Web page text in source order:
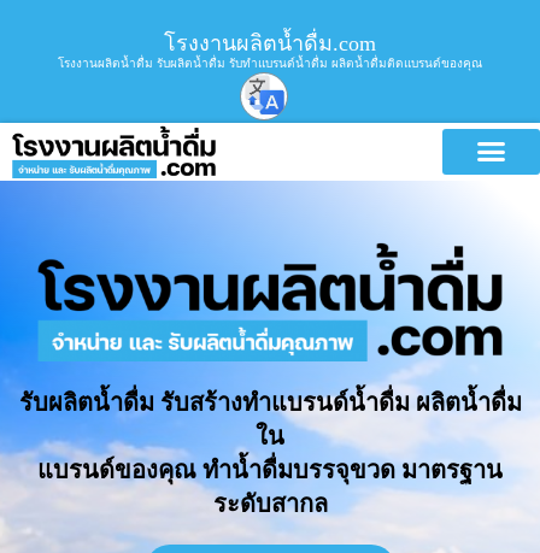
โรงงานผลิตน้ำดื่ม.com
โรงงานผลิตน้ำดื่ม รับผลิตน้ำดื่ม รับทำแบรนด์น้ำดื่ม ผลิตน้ำดื่มติดแบรนด์ของคุณ
รับผลิตน้ำดื่ม รับสร้างทำแบรนด์น้ำดื่ม ผลิตน้ำดื่ม
ใน
แบรนด์ของคุณ ทำน้ำดื่มบรรจุขวด มาตรฐาน
ระดับสากล